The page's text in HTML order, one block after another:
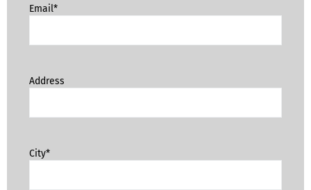
Email*
Address
City*